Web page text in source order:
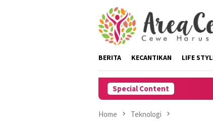
BERITA KECANTIKAN LIFE
Special Content
Home Teknologi